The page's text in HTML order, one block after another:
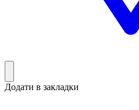
Додати в закладки